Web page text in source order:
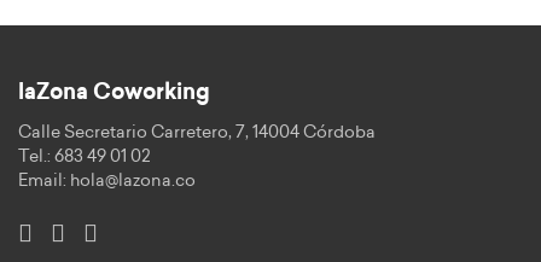
laZona Coworking
Calle Secretario Carretero, 7, 14004 Córdoba
Tel.: 683 49 01 02
Email: hola@lazona.co